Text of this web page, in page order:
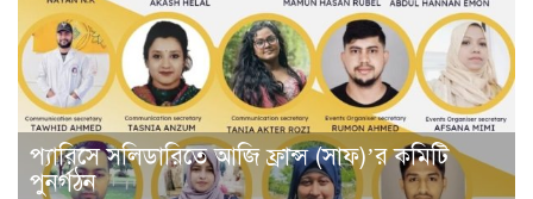
প্যারিসে সলিডারিতে আজি ফ্রান্স (সাফ)’র কমিটি
পুনর্গঠন